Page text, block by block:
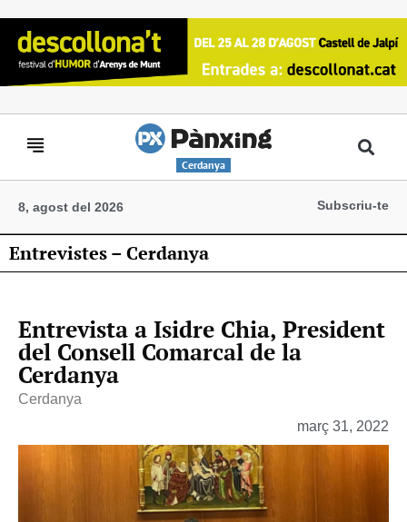
Cerdanya
8, agost del 2026 Subscriu-te
Entrevistes – Cerdanya
Entrevista a Isidre Chia, President
del Consell Comarcal de la
Cerdanya
Cerdanya
març 31, 2022